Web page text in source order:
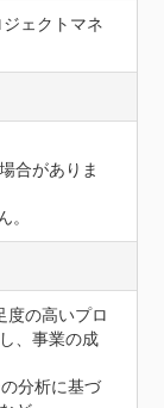
ェクトマネ
合がありま
。
度の高いプロ
、事業の成
分析に基づ